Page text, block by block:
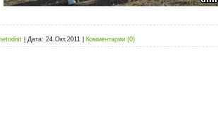
Дата: 24.Окт.2011 Комментарии (0)